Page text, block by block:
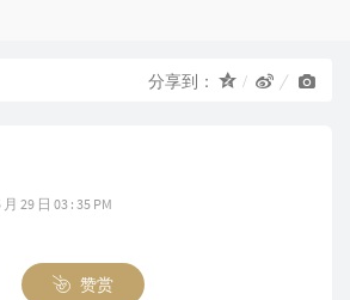
分享到：
29 日 03 : 35 PM
赞赏